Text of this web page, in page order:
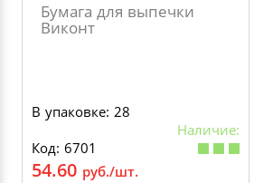
Бумага для выпечки
Виконт
В упаковке: 28
Наличие:
Код: 6701
54.60 руб./шт.